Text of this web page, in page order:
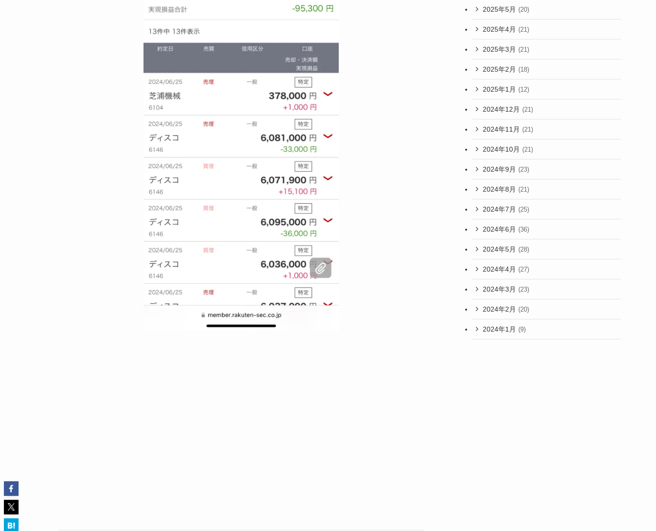
2025年5月 (20)
2025年4月 (21)
2025年3月 (21)
2025年2月 (18)
2025年1月 (12)
2024年12月 (21)
2024年11月 (21)
2024年10月 (21)
2024年9月 (23)
2024年8月 (21)
2024年7月 (25)
2024年6月 (36)
2024年5月 (28)
2024年4月 (27)
2024年3月 (23)
2024年2月 (20)
2024年1月 (9)